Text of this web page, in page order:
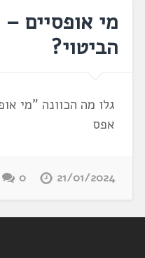
מי אופסיים
הביטוי?
גלו מה הכוונה "מי
אפס
21/01/2024
0